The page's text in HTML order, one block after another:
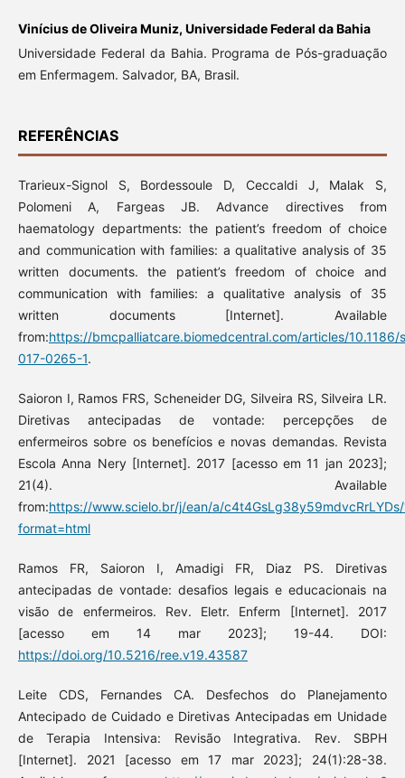
Vinícius de Oliveira Muniz, Universidade Federal da Bahia
Universidade Federal da Bahia. Programa de Pós-graduação
em Enfermagem. Salvador, BA, Brasil.
REFERÊNCIAS
Trarieux-Signol S, Bordessoule D, Ceccaldi J, Malak S,
Polomeni A, Fargeas JB. Advance directives from
haematology departments: the patient’s freedom of choice
and communication with families: a qualitative analysis of 35
written documents. the patient’s freedom of choice and
communication with families: a qualitative analysis of 35
written documents [Internet]. Available
from:https://bmcpalliatcare.biomedcentral.com/articles/10.1186/
017-0265-1.
Saioron I, Ramos FRS, Scheneider DG, Silveira RS, Silveira LR.
Diretivas antecipadas de vontade: percepções de
enfermeiros sobre os benefícios e novas demandas. Revista
Escola Anna Nery [Internet]. 2017 [acesso em 11 jan 2023];
21(4). Available
from:https://www.scielo.br/j/ean/a/
format=html
Ramos FR, Saioron I, Amadigi FR, Diaz PS. Diretivas
antecipadas de vontade: desafios legais e educacionais na
visão de enfermeiros. Rev. Eletr. Enferm [Internet]. 2017
[acesso em 14 mar 2023]; 19-44. DOI:
https://doi.org/10.5216/ree.v19.43587
Leite CDS, Fernandes CA. Desfechos do Planejamento
Antecipado de Cuidado e Diretivas Antecipadas em Unidade
de Terapia Intensiva: Revisão Integrativa. Rev. SBPH
[Internet]. 2021 [acesso em 17 mar 2023]; 24(1):28-38.